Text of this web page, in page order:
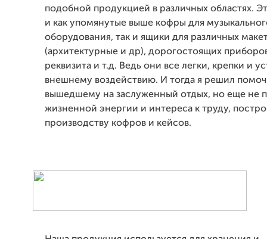
подобной продукцией в различных областях.
и как упомянутые выше кофры для
оборудования, так и ящики для различных
(архитектурные и др), дорогостоящих
реквизита и т.д. Ведь они все легки, крепки и
внешнему воздействию. И тогда я решил
вышедшему на заслуженный отдых, но еще не
жизненной энергии и интереса к труду,
производству кофров и кейсов.